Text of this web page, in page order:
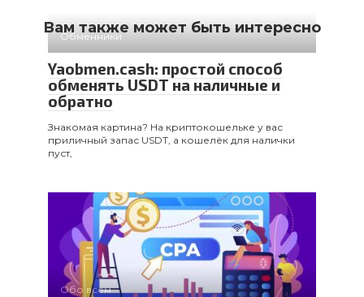
Вам также может быть интересно
Обменники
Yaobmen.cash: простой способ
обменять USDT на наличные и
обратно
Знакомая картина? На криптокошельке у вас
приличный запас USDT, а кошелёк для налички
пуст,
Обо всем